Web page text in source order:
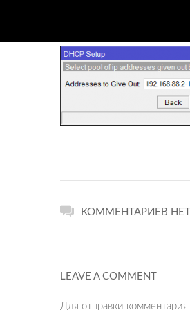
КОММЕНТАРИЕВ НЕТ
LEAVE A COMMENT
Для отправки